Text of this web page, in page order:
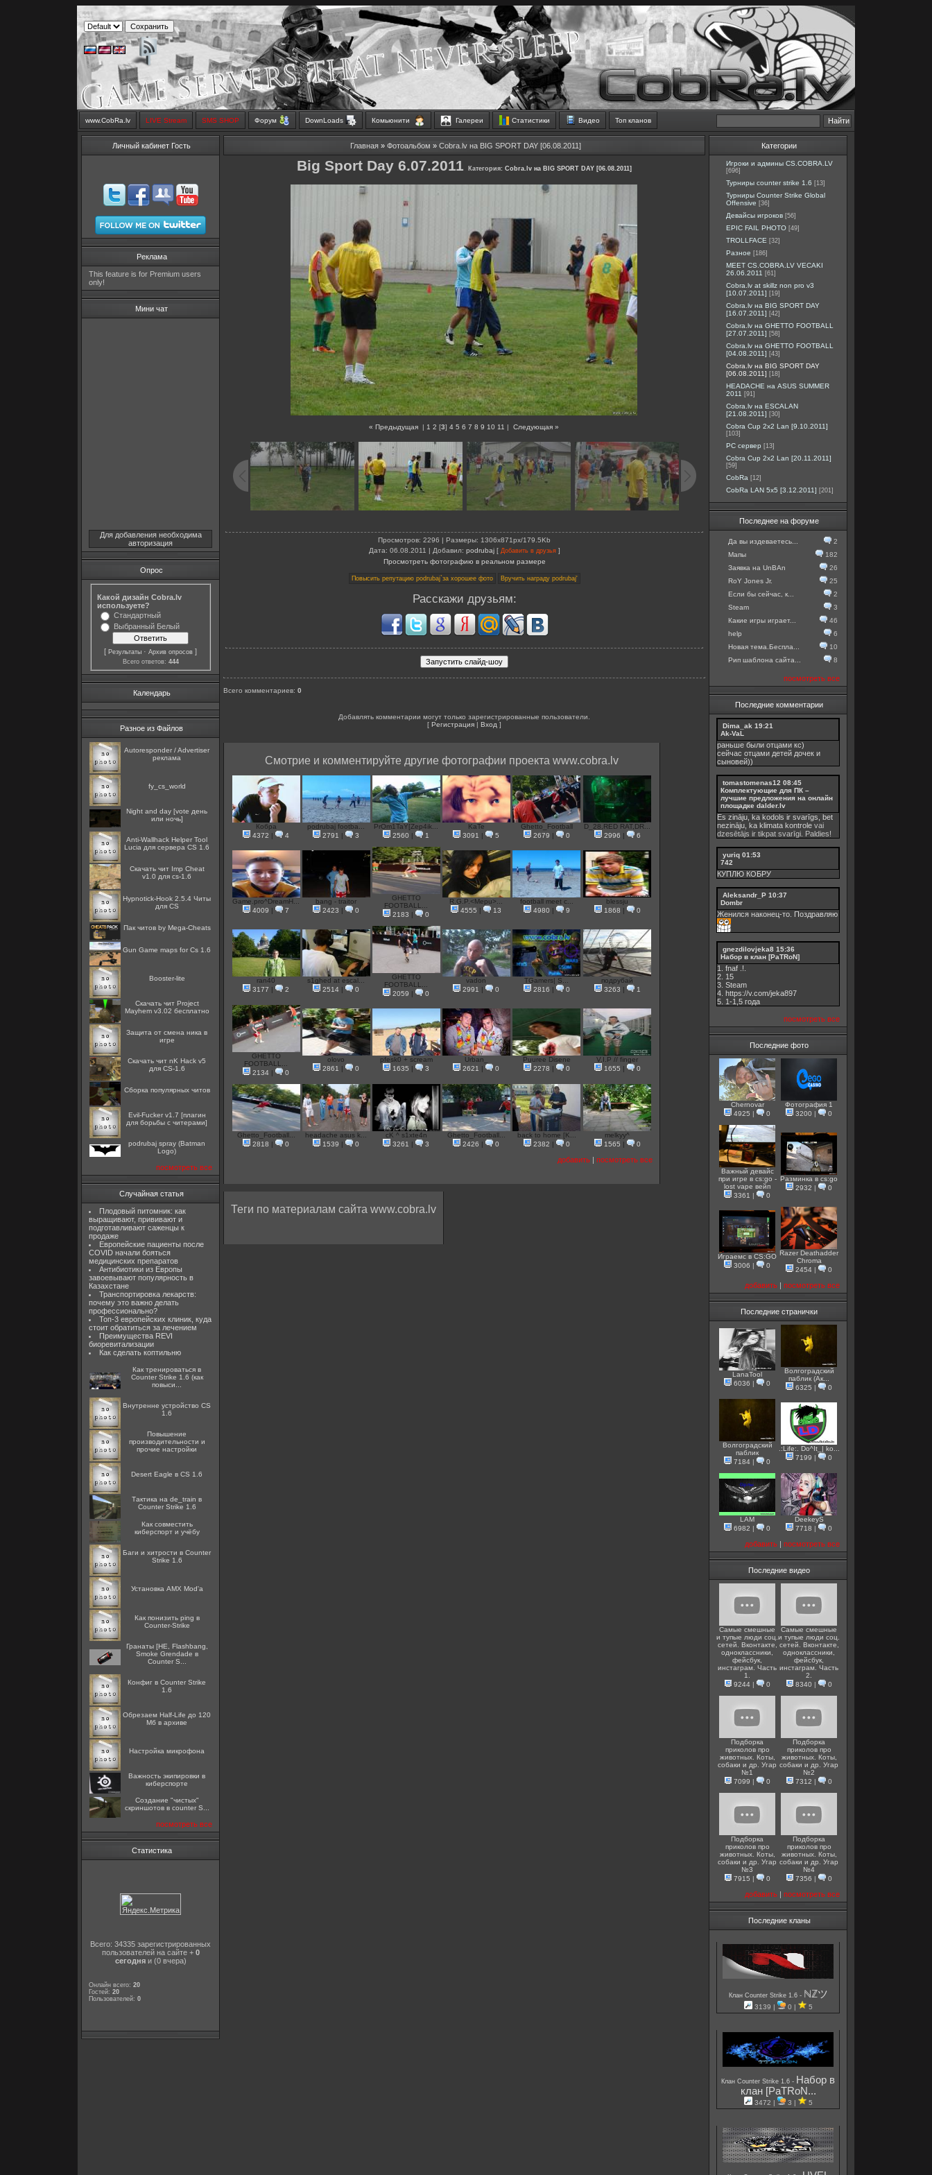
www.CobRa.lv LIVE Stream SMS SHOP Форум DownLoads Комьюнити Галереи Статистики Видео Топ кланов
Личный кабинет Гость
Реклама
This feature is for Premium users
only!
Мини чат
Для добавления необходима
авторизация
Опрос
Какой дизайн Cobra.lv
используете?
Стандартный
Выбранный Белый
[ Результаты · Архив опросов ]
Всего ответов: 444
Календарь
Разное из Файлов
Autoresponder / Advertiser
реклама
fy_cs_world
Night and day [vote день
или ночь]
Anti-Wallhack Helper Tool
Lucia для сервера CS 1.6
Скачать чит Imp Cheat
v1.0 для cs-1.6
Hypnotick-Hook 2.5.4 Читы
для CS
Пак читов by Mega-Cheats
Gun Game maps for Cs 1.6
Booster-lite
Скачать чит Project
Mayhem v3.02 бесплатно
Защита от смена ника в
игре
Скачать чит nK Hack v5
для CS-1.6
Сборка популярных читов
Evil-Fucker v1.7 [плагин
для борьбы с читерами]
podrubaj spray (Batman
Logo)
посмотреть все
Случайная статья
Плодовый питомник: как
выращивают, прививают и
подготавливают саженцы к
продаже
Европейские пациенты после
COVID начали бояться
медицинских препаратов
Антибиотики из Европы
завоевывают популярность в
Казахстане
Транспортировка лекарств:
почему это важно делать
профессионально?
Топ-3 европейских клиник, куда
стоит обратиться за лечением
Преимущества REVI
биоревитализации
Как сделать коптильню
Как тренироваться в
Counter Strike 1.6 (как
повыси...
Внутренне устройство CS
1.6
Повышение
производительности и
прочие настройки
Desert Eagle в CS 1.6
Тактика на de_train в
Counter Strike 1.6
Как совместить
киберспорт и учёбу
Баги и хитрости в Counter
Strike 1.6
Установка AMX Mod'a
Как понизить ping в
Counter-Strike
Гранаты [HE, Flashbang,
Smoke Grendade в
Counter S...
Конфиг в Counter Strike
1.6
Обрезаем Half-Life до 120
Мб в архиве
Настройка микрофона
Важность экипировки в
киберспорте
Создание "чистых"
скриншотов в counter S...
посмотреть все
Статистика
Всего: 34335 зарегистрированных
пользователей на сайте + 0
сегодняи (0 вчера)
Онлайн всего: 20
Гостей: 20
Пользователей: 0
Главная» Фотоальбом » Cobra.lv на BIG SPORT DAY [06.08.2011]
Big Sport Day 6.07.2011 Категория: Cobra.lv на BIG SPORT DAY [06.08.2011]
« Предыдущая | 1 2 [3] 4 5 6 7 8 9 10 11 | Следующая »
Просмотров: 2296 | Размеры: 1306x871px/179.5Kb
Дата: 06.08.2011 | Добавил: podrubaj[ Добавить в друзья]
Просмотреть фотографию в реальном размере
Расскажи друзьям:
Всего комментариев: 0
Добавлять комментарии могут только зарегистрированные пользователи.
[ Регистрация Вход ]
Смотрие и комментируйте другие фотографии проекта www.cobra.lv
Кобра
4372
4
podrubaj footba...
2791
3
PrOm1TaY[Zep4ik...
2560
1
KaTe
3091
5
Ghetto_Football
2679
0
D_28,RED RAT,DR...
2996
6
Game.pro^DreamH...
4009
7
bang - traitor
2423
0
GHETTO
FOOTBALL...
2183
0
R.G.P.<Mepu>...
4555
13
football meet c...
4980
9
blessju
1868
0
ran40
3177
2
s1ghed at escal...
2514
0
GHETTO
FOOTBALL...
2059
0
vadon
2991
0
TGamers| S...
2816
0
подрубай
3263
1
GHETTO
FOOTBALL...
2134
0
olovo
2861
0
pfesk0 + scream
1635
3
Urban_
2621
0
Puuree Disene
2278
0
V.I.P // finger
1655
0
Ghetto_Football...
2818
0
headache asus k...
1539
0
cK ^ s1xte4n
3261
3
Ghetto_Football...
2426
0
back to home [K...
2382
0
melkyy^
1565
0
добавить посмотреть все
Теги по материалам сайта www.cobra.lv
Категории
Игроки и админы CS.COBRA.LV
[696]
Турниры counter strike 1.6 [13]
Турниры Counter Strike Global
Offensive [36]
Девайсы игроков [56]
EPIC FAIL PHOTO [49]
TROLLFACE [32]
Разное [186]
MEET CS.COBRA.LV VECAKI
26.06.2011 [61]
Cobra.lv at skillz non pro v3
[10.07.2011] [19]
Cobra.lv на BIG SPORT DAY
[16.07.2011] [42]
Cobra.lv на GHETTO FOOTBALL
[27.07.2011] [58]
Cobra.lv на GHETTO FOOTBALL
[04.08.2011] [43]
Cobra.lv на BIG SPORT DAY
[06.08.2011] [18]
HEADACHE на ASUS SUMMER
2011 [91]
Cobra.lv на ESCALAN
[21.08.2011] [30]
Cobra Cup 2x2 Lan [9.10.2011]
[103]
PC сервер [13]
Cobra Cup 2x2 Lan [20.11.2011]
[59]
CobRa [12]
CobRa LAN 5x5 [3.12.2011] [201]
Последнее на форуме
Да вы издеваетесь...
2
Мапы
182
Заявка на UnBAn
26
RoY Jones Jr.
25
Если бы сейчас, к...
2
Steam
3
Какие игры играет...
46
help
6
Новая тема.Беспла...
10
Рип шаблона сайта...
8
посмотреть все
Последние комментарии
Dima_ak 19:21
Ak-VaL
раньше были отцами кс)
сейчас отцами детей дочек и
сыновей))
tomastomenas12 08:45
Комплектующие для ПК –
лучшие предложения на онлайн
площадке dalder.lv
Es zināju, ka kodols ir svarīgs, bet
nezināju, ka klimata kontrole vai
dzesētājs ir tikpat svarīgi. Paldies!
yuriq 01:53
742
КУПЛЮ КОБРУ
Aleksandr_P 10:37
Dombr
Женился наконец-то. Поздравляю
gnezdilovjeka8 15:36
Набор в клан [PaTRoN]
1. fnaf .!.
2. 15
3. Steam
4. https://v.com/jeka897
5. 1-1,5 годa
посмотреть все
Последние фото
Chernovar
4925 | 0
Фотография 1
3200 | 0
Важный девайс
при игре в cs:go -
lost vape вейп
3361 | 0
Разминка в cs:go
2932 | 0
Играемс в CS:GO
3006 | 0
Razer Deathadder
Chroma
2454 | 0
добавить | посмотреть все
Последние странички
LanaTool
6036 | 0
Волгоградский
паблик (Ак...
6325 | 0
Волгоградский
паблик
7184 | 0
.:Life:. Do^It_| ko...
7199 | 0
LAM
6982 | 0
DeekeyS
7718 | 0
добавить | посмотреть все
Последние видео
Самые смешные
и тупые люди соц.
сетей. Вконтакте,
одноклассники,
фейсбук,
инстаграм. Часть
1.
9244| 0
Самые смешные
и тупые люди соц.
сетей. Вконтакте,
одноклассники,
фейсбук,
инстаграм. Часть
2.
8340 | 0
Подборка
приколов про
животных. Коты,
собаки и др. Угар
№1
7099 | 0
Подборка
приколов про
животных. Коты,
собаки и др. Угар
№2
7312 | 0
Подборка
приколов про
животных. Коты,
собаки и др. Угар
№3
7915 | 0
Подборка
приколов про
животных. Коты,
собаки и др. Угар
№4
7356 | 0
добавить | посмотреть все
Последние кланы
Клан Counter Strike 1.6 - ℕℤツ
3139 | 0 | 5
Клан Counter Strike 1.6 - Набор в
клан [PaTRoN...
3472 | 3 | 5